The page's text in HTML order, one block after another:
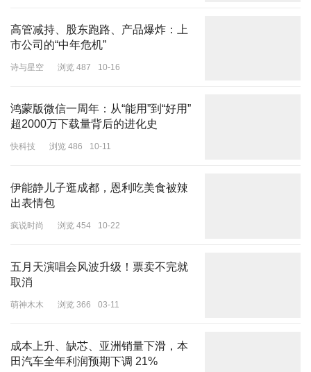
她主导荣家招婿，不是为了寻找依附的靠山，而是以品学、能力为标
尺筛选合作伙伴，让各路郎君同台竞技，恰似一场“男性版选妃”，将
择偶主动权牢牢攥在掌心。
采茶女的才华，她摒弃偏见予以重用，用“好好种茶便可得偿所愿”的
承诺，打破了女性之间的零和博弈。
荣家姐妹的纷争，无关风月情仇，只关乎权力传承与事业抱负，二小
高管减持、股东跑路、产品爆炸：上
市公司的“中年危机”
诗与星空 浏览 487 10-16
鸿蒙版微信一周年：从“能用”到“好用”
超2000万下载量背后的进化史
快科技 浏览 486 10-11
伊能静儿子逛成都，恩利吃美食被辣
出表情包
疯说时尚 浏览 454 10-22
五月天演唱会风波升级！票卖不完就
取消
萌神木木 浏览 366 03-11
成本上升、缺芯、亚洲销量下滑，本
田汽车全年利润预期下调 21%